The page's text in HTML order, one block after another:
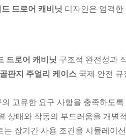
드로어 캐비닛 디자인은 엄격
드로어 캐비닛 구조적 완전성과
판지 주얼리 케이스 국제 안전
의 고유한 요구 사항을 충족하도
상태와 작동의 부드러움을 개별
는 장기간 사용 조건을 시뮬레이